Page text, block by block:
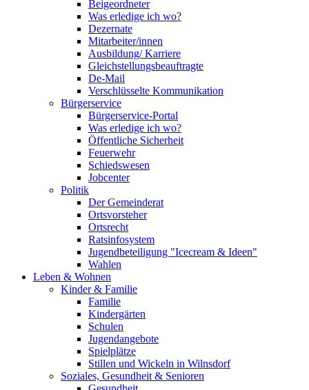
Beigeordneter
Was erledige ich wo?
Dezernate
Mitarbeiter/innen
Ausbildung/ Karriere
Gleichstellungsbeauftragte
De-Mail
Verschlüsselte Kommunikation
Bürgerservice
Bürgerservice-Portal
Was erledige ich wo?
Öffentliche Sicherheit
Feuerwehr
Schiedswesen
Jobcenter
Politik
Der Gemeinderat
Ortsvorsteher
Ortsrecht
Ratsinfosystem
Jugendbeteiligung "Icecream & Ideen"
Wahlen
Leben & Wohnen
Kinder & Familie
Familie
Kindergärten
Schulen
Jugendangebote
Spielplätze
Stillen und Wickeln in Wilnsdorf
Soziales, Gesundheit & Senioren